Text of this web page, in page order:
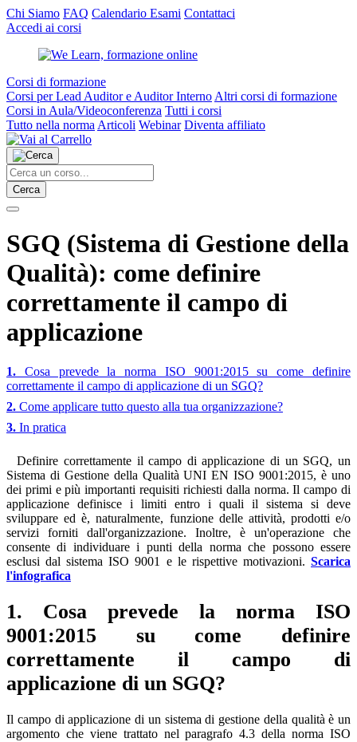
Chi Siamo FAQ Calendario Esami Contattaci
Accedi ai corsi
Corsi di formazione
Corsi per Lead Auditor e Auditor Interno Altri corsi di formazione
Corsi in Aula/Videoconferenza Tutti i corsi
Tutto nella norma Articoli Webinar Diventa affiliato
Cerca
SGQ (Sistema di Gestione della
Qualità): come definire
correttamente il campo di
applicazione
1. Cosa prevede la norma ISO 9001:2015 su come definire
correttamente il campo di applicazione di un SGQ?
2. Come applicare tutto questo alla tua organizzazione?
3. In pratica
Definire correttamente il campo di applicazione di un SGQ, un
Sistema di Gestione della Qualità UNI EN ISO 9001:2015, è uno
dei primi e più importanti requisiti richiesti dalla norma. Il campo di
applicazione definisce i limiti entro i quali il sistema si deve
sviluppare ed è, naturalmente, funzione delle attività, prodotti e/o
servizi forniti dall'organizzazione. Inoltre, è un'operazione che
consente di individuare i punti della norma che possono essere
esclusi dal sistema ISO 9001 e le rispettive motivazioni. Scarica
l'infografica
1. Cosa prevede la norma ISO
9001:2015 su come definire
correttamente il campo di
applicazione di un SGQ?
Il campo di applicazione di un sistema di gestione della qualità è un
argomento che viene trattato nel paragrafo 4.3 della norma ISO